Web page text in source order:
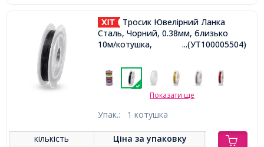
Тросик Ювелірний Ланка
Сталь, Чорний, 0.38мм, близько
10м/котушка,
...(УТ100005504)
Показати ще
Упак.: 1 котушка
кількість Ціна заупаковку